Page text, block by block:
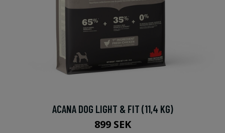
ACANA DOG LIGHT & FIT (11,4 KG)
899 SEK